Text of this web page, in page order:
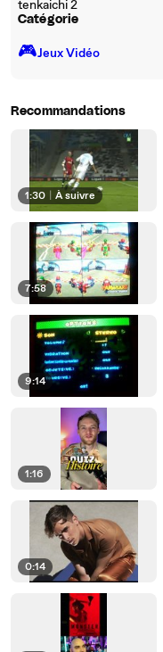
tenkaichi 2
Catégorie
🎮️Jeux Vidéo
Recommandations
1:30 À suivre
7:58
9:14
1:16
0:14